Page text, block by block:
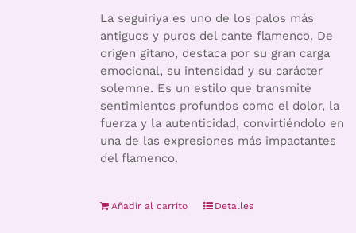
La seguiriya es uno de los palos más
antiguos y puros del cante flamenco. De
origen gitano, destaca por su gran carga
emocional, su intensidad y su carácter
solemne. Es un estilo que transmite
sentimientos profundos como el dolor, la
fuerza y la autenticidad, convirtiéndolo en
una de las expresiones más impactantes
del flamenco.
Añadir al carrito Detalles